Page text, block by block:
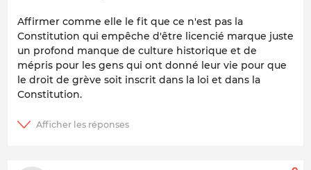
Affirmer comme elle le fit que ce n'est pas la
Constitution qui empêche d'être licencié marque juste
un profond manque de culture historique et de
mépris pour les gens qui ont donné leur vie pour que
le droit de grève soit inscrit dans la loi et dans la
Constitution.